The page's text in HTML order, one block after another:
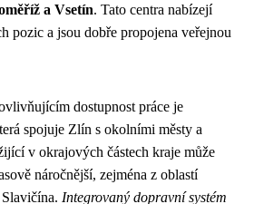
a Vsetín. Tato centra nabízejí
pozic a jsou dobře propojena veřejnou
dostupnost práce je
spojuje Zlín s okolními městy a
v okrajových částech kraje může
náročnější, zejména z oblastí
Integrovaný dopravní systém